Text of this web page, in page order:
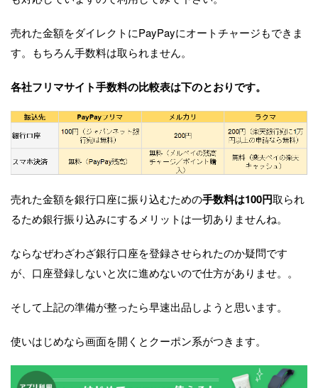
売れた金額をダイレクトにPayPayにオートチャージもできま
す。もちろん手数料は取られません。
各社フリマサイト手数料の比較表は下のとおりです。
売れた金額を銀行口座に振り込むための手数料は100円取られ
るため銀行振り込みにするメリットは一切ありませんね。
ならなぜわざわざ銀行口座を登録させられたのか疑問です
が、口座登録しないと次に進めないので仕方がありませ。。
そして上記の準備が整ったら早速出品しようと思います。
使いはじめなら画面を開くとクーポン系がつきます。